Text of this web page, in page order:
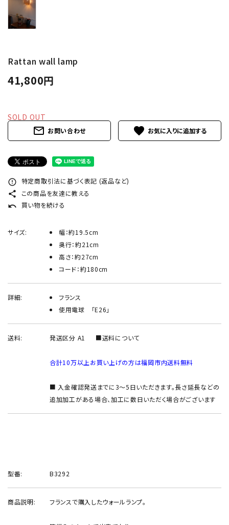
エキシビジョン・展示会
INFORMATION
ログイン person 新規会員登録
Rattan wall lamp
41,800円
SOLD OUT
mail_outline お問い合わせ favorite
error_outline 特定商取引法に基づく表記 (返品など)
share この商品を友達に教える
undo 買い物を続ける
サイズ:
幅：約19.5cm
奥行：約21cm
高さ：約27cm
コード：約180cm
詳細:
フランス
使用電球 「E26」
送料: 発送区分 A1 ■送料について
合計10万以上お買い上げの方は福岡市内送料無料
■ 入金確認発送までに3～5日いただきます。長さ延長などの
追加加工がある場合、加工に数日いただく場合がございます
型番: B3292
商品説明: フランスで購入したウォールランプ。